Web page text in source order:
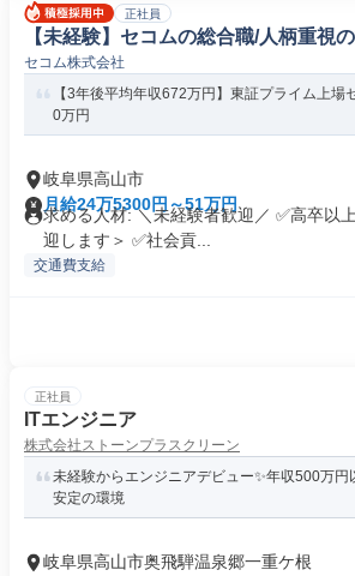
正社員
【未経験】セコムの総合職/人柄重視
セコム株式会社
【3年後平均年収672万円】東証プライム上場
0万円
岐阜県高山市
月給24万5300円～51万円
求める人材: ＼未経験者歓迎／ ✅高卒以
迎します＞ ✅社会貢...
交通費支給
正社員
ITエンジニア
株式会社ストーンプラスクリーン
未経験からエンジニアデビュー✨年収500万円
安定の環境
岐阜県高山市奥飛騨温泉郷一重ケ根